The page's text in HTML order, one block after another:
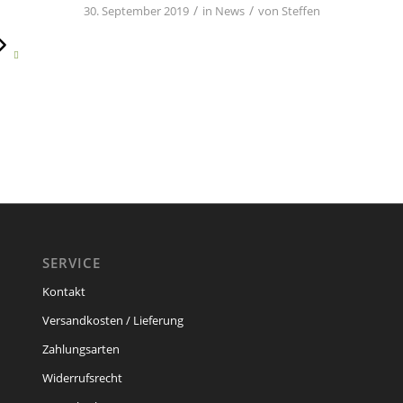
30. September 2019 / in News / von Steffen
SERVICE
Kontakt
Versandkosten / Lieferung
Zahlungsarten
Widerrufsrecht